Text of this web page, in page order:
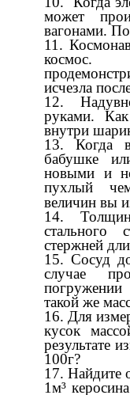
может
вагонами.
космос.
исчезла
руками. Как
внутри
Когда
бабушке
новыми и
пухлый
величин вы
стального
стержней
Сосуд
случае
такой же
Для
кусок
результате
100г?
Найдите
1м³